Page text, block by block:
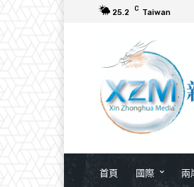
25.2 C Taiwan
首頁 國際 兩